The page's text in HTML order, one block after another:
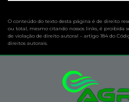
O conteúdo do texto desta página é de direito
ou total, mesmo citando nossos links, é proibida
de violação de direito autoral – artigo 184 do
direitos autorais.